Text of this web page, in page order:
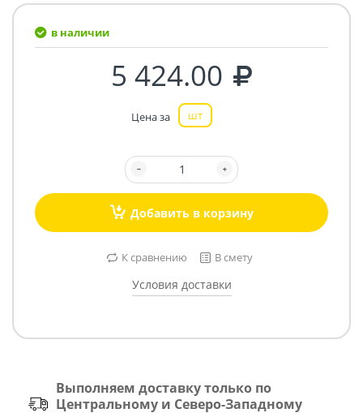
в наличии
5 424.00
Цена за шт
Добавить в корзину
К сравнению В смету
Условия доставки
Выполняем доставку только по
Центральному и Северо-Западному